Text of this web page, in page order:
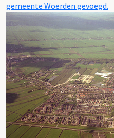
gemeente Woerden gevoegd.